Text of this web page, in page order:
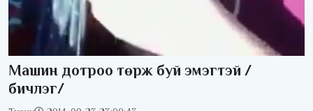
Машин дотроо төрж буй эмэгтэй /
бичлэг/